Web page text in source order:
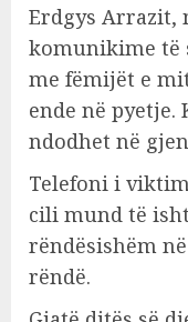
Erdgys Arrazit,
komunikime të
me fëmijët e
ende në pyetje.
ndodhet në
Telefoni i
cili mund të
rëndësishëm
rëndë.